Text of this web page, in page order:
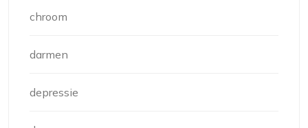
chroom
darmen
depressie